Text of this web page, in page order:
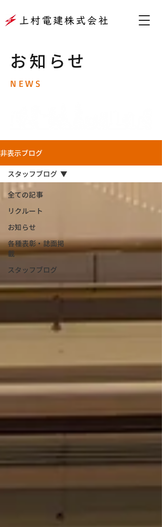
​お知らせ
NEWS
非表示ブログ
全ての記事
リクルート
お知らせ
各種表彰・誌面掲
載
スタッフブログ
スタッフブログ